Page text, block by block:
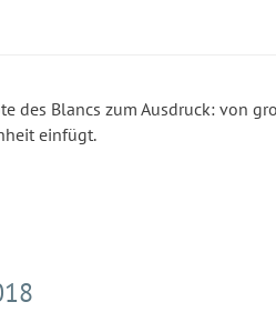
des Blancs zum Ausdruck: von
einfügt.